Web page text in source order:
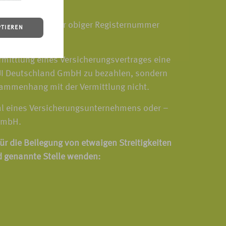
unter obiger Registernummer
eines Versicherungsvertrages eine
GmbH zu bezahlen, sondern
mit der Vermittlung nicht.
eines Versicherungsunternehmens oder –
die Beilegung von etwaigen Streitigkeiten
Stelle wenden: